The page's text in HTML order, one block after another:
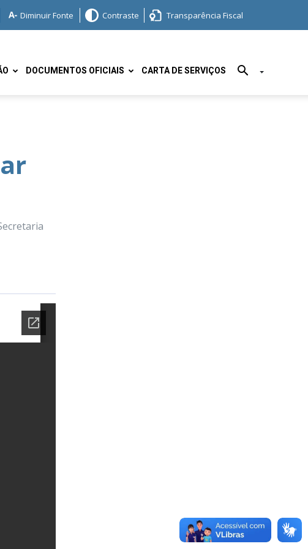
Diminuir Fonte Contraste Transparência Fiscal
DOCUMENTOS OFICIAIS CARTA DE SERVIÇOS